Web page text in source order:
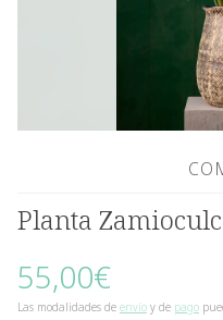
Planta
55,00€
Las modalidades de envío y de pago